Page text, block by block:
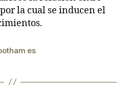
la cual se inducen el
es